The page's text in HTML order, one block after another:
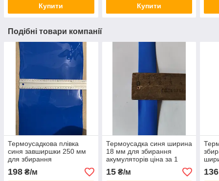
Купити Купити
Подібні товари компанії
Термоусадкова плівка
синя завширшки 250 мм
для збирання
акумуляторів, ціна за 1
метр
198 ₴/м
Термоусадка синя ширина
18 мм для збирання
акумуляторів ціна за 1
метр
15₴/м 136